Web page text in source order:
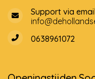
Support via email
0638961072